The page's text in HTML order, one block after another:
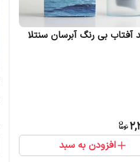
بی رنگ آبرسان سنتلا
افزودن به سبد